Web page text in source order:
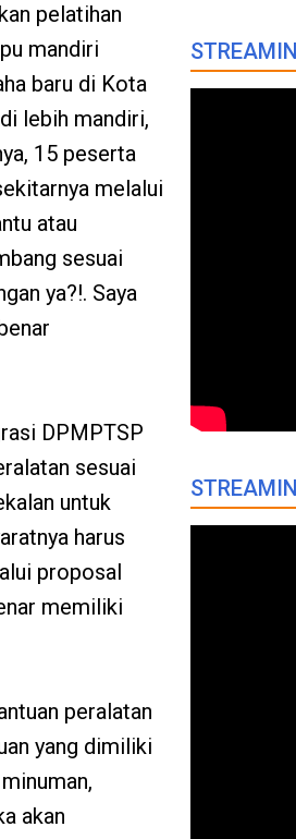
pelatihan
mandiri
baru di Kota
lebih mandiri,
15 peserta
melalui
atau
sesuai
ya?!. Saya
DPMPTSP
sesuai
untuk
harus
proposal
memiliki
peralatan
yang dimiliki
akan